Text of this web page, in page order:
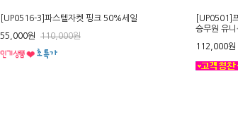
[UP0516-3]파스텔자켓 핑크 50%세일
55,000원 110,000원
[UP0501]
승무원 유니
112,000원